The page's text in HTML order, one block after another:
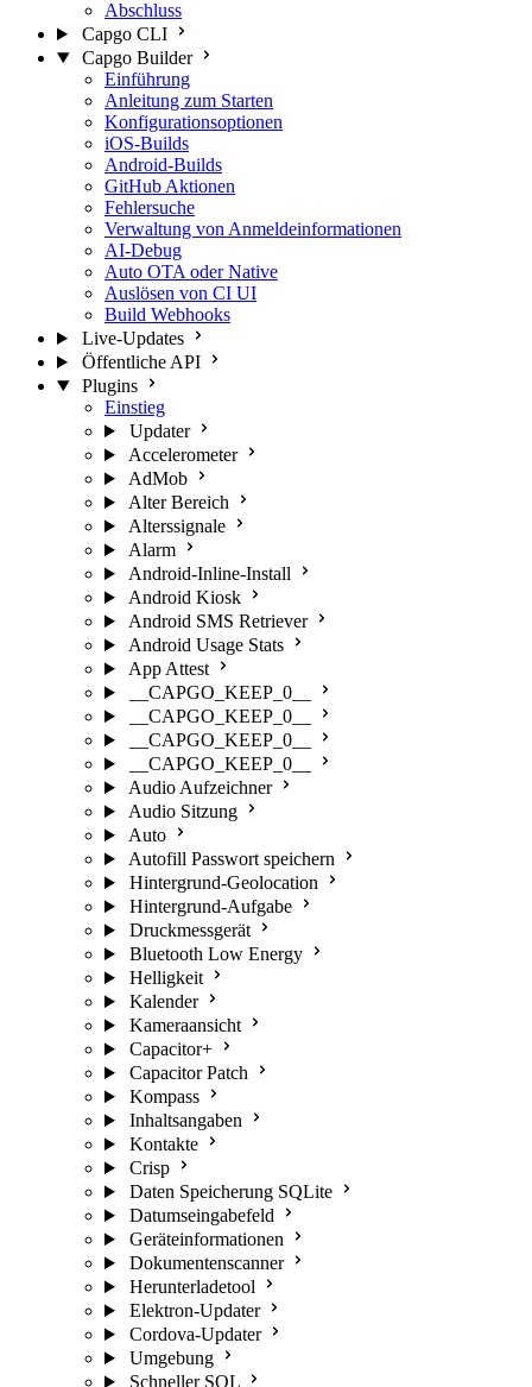
Abschluss
Capgo CLI
Capgo Builder
Einführung
Anleitung zum Starten
Konfigurationsoptionen
iOS-Builds
Android-Builds
GitHub Aktionen
Fehlersuche
Verwaltung von Anmeldeinformationen
AI-Debug
Auto OTA oder Native
Auslösen von CI UI
Build Webhooks
Live-Updates
Öffentliche API
Plugins
Einstieg
Updater
Accelerometer
AdMob
Alter Bereich
Alterssignale
Alarm
Android-Inline-Install
Android Kiosk
Android SMS Retriever
Android Usage Stats
App Attest
__CAPGO_KEEP_0__
__CAPGO_KEEP_0__
__CAPGO_KEEP_0__
__CAPGO_KEEP_0__
Audio Aufzeichner
Audio Sitzung
Auto
Autofill Passwort speichern
Hintergrund-Geolocation
Hintergrund-Aufgabe
Druckmessgerät
Bluetooth Low Energy
Helligkeit
Kalender
Kameraansicht
Capacitor+
Capacitor Patch
Kompass
Inhaltsangaben
Kontakte
Crisp
Daten Speicherung SQLite
Datumseingabefeld
Geräteinformationen
Dokumentenscanner
Herunterladetool
Elektron-Updater
Cordova-Updater
Umgebung
Schneller SQL